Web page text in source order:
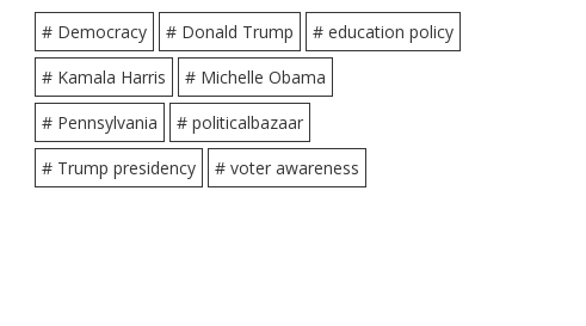
# Democracy # Donald Trump
# education policy
# Kamala Harris
# Michelle Obama
# Pennsylvania
# politicalbazaar
# Trump presidency
# voter awareness